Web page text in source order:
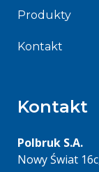
Produkty
Kontakt
Kontakt
Polbruk S.A.
Nowy Świat